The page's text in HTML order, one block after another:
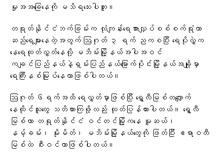
မှုအအခြေနေကို မသိရသေးပါဘူး။
တရုတ်နိုင်ငံဘက်ခြမ်းက လုံကျန်းရေအားလျှပ်စစ်စက်ရုံဟာ
ဆည်ရေများနေတဲ့အတွက် ဩဂုတ် ၃ ရက် ညကစပြီး ရေပိုလွှဲက‌
နေရေထုတ်လွှတ်နေလို့ မဘိမ်းမြို့နယ်အပါအဝင်
ကချင်ပြည်နယ်နဲ့ရှမ်းပြည်နယ်မြောက်ပိုင်းမြို့နယ်အချို့မှာ
ရေကြီးနစ်မြုပ်နေတာဖြစ်ပါတယ်။
ဩဂုတ် ၆ရက်အထိ ရေလွှတ်မှာဖြစ်ပြီး ရွှေလီမြစ်တလျှောက်
နေထိုင်သူတွေ သတိထားကြဖို့လည်း ထုတ်ပြန်ထားပါတယ်။ ရွှေလီ
မြစ်ဟာ တရုတ်နိုင်ငံ ဝင်တင်မြို့ကနေ မူဆယ်၊
နမ့်ခမ်း၊ မိုးမိတ်၊ မဘိမ်းမြို့နယ်တွေကို ဖြတ်ပြီး ဧရာဝတီ
မြစ်ထဲ စီးဝင်တာဖြစ်ပါတယ်။